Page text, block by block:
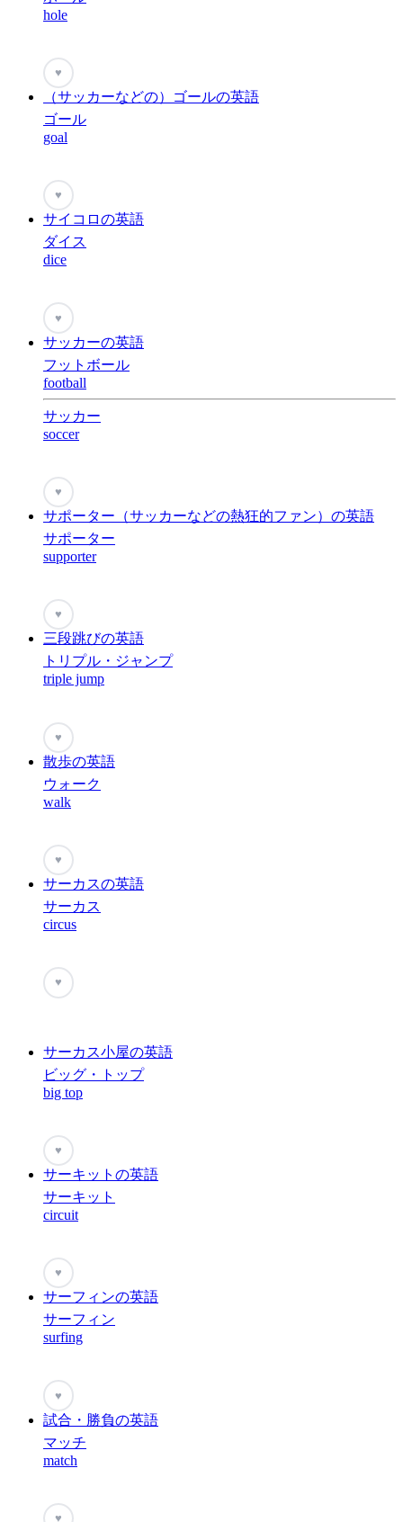
hole
♥
（サッカーなどの）ゴールの英語
ゴール
goal
♥
サイコロの英語
ダイス
dice
♥
サッカーの英語
フットボール
football
サッカー
soccer
♥
サポーター（サッカーなどの熱狂的ファン）の英語
サポーター
supporter
♥
三段跳びの英語
トリプル・ジャンプ
triple jump
♥
散歩の英語
ウォーク
walk
♥
サーカスの英語
サーカス
circus
♥
サーカス小屋の英語
ビッグ・トップ
big top
♥
サーキットの英語
サーキット
circuit
♥
サーフィンの英語
サーフィン
surfing
♥
試合・勝負の英語
マッチ
match
♥